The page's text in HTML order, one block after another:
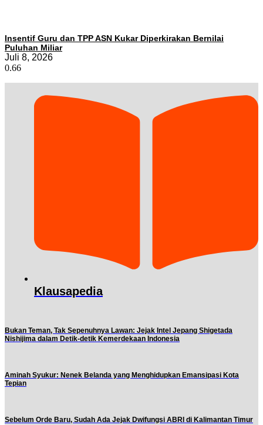
Insentif Guru dan TPP ASN Kukar Diperkirakan Bernilai
Puluhan Miliar
Juli 8, 2026
Klausapedia
Bukan Teman, Tak Sepenuhnya Lawan: Jejak Intel Jepang Shigetada
Nishijima dalam Detik-detik Kemerdekaan Indonesia
Aminah Syukur: Nenek Belanda yang Menghidupkan Emansipasi Kota
Tepian
Sebelum Orde Baru, Sudah Ada Jejak Dwifungsi ABRI di Kalimantan Timur